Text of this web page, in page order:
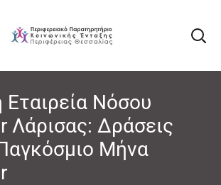
Εταιρεία Νόσου
Λάρισας: Δράσεις
Μήνα